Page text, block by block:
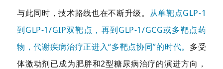
与此同时，技术路线也在不断升级。 从单靶点GLP-1
到GLP-1/GIP双靶点，再到GLP-1/GCG或多靶点药
物，代谢疾病治疗正进入“多靶点协同”的时代。 多受
体激动剂已成为肥胖和2型糖尿病治疗的演进方向，